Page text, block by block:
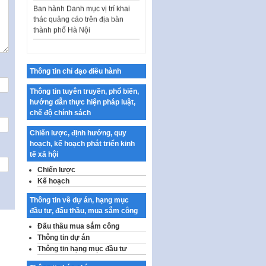
thác quảng cáo trên địa bàn
thành phố Hà Nội
Kế hoạch Tổ chức Cuộc thi
Công bố công khai dự toán kinh
phí xây dựng pháp luật, hoàn
thiện thể chế, chính…
Quy định về nghiên cứu, ứng
dụng khoa học, công nghệ, đổi
mới sáng tạo và chuyển…
Quy định chi tiết và hướng dẫn
thi hành một số điều của Luật Lý
lịch tư…
Sửa đổi, bổ sung một số nội
dung tại Nghị quyết số 30/NQ-
CP ngày 24 tháng 02…
Ban hành Chương trình hành
động của Chính phủ thực hiện
Nghị quyết số 02-NQ/TW ngày
Thông tin chỉ đạo điều hành
Thông tin tuyên truyền, phổ biến,
hướng dẫn thực hiện pháp luật,
chế độ chính sách
Chiến lược, định hướng, quy
hoạch, kế hoạch phát triển kinh
tế xã hội
Chiến lược
Kế hoạch
Thông tin về dự án, hạng mục
đầu tư, đấu thầu, mua sắm công
Đấu thầu mua sắm công
Thông tin dự án
Thông tin hạng mục đầu tư